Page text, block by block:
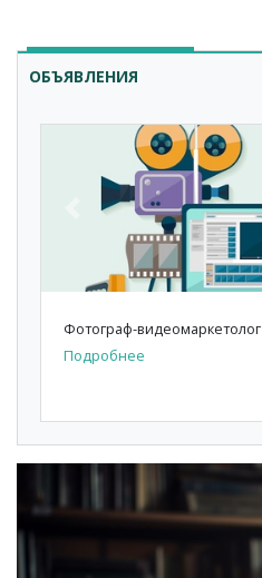
ОБЪЯВЛЕНИЯ
Previous
Фотограф-видеомаркетолог
Подробнее